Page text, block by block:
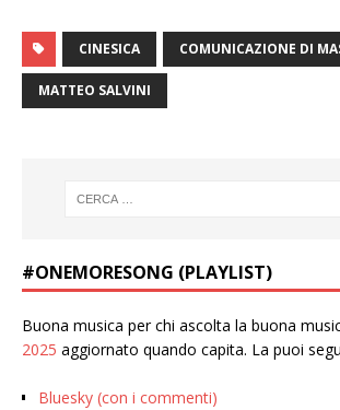
CINESICA COMUNICAZIONE DI
MATTEO SALVINI
#ONEMORESONG (PLAYLIST)
Buona musica per chi ascolta la buona
2025 aggiornato quando capita. La puoi
Bluesky (con i commenti)